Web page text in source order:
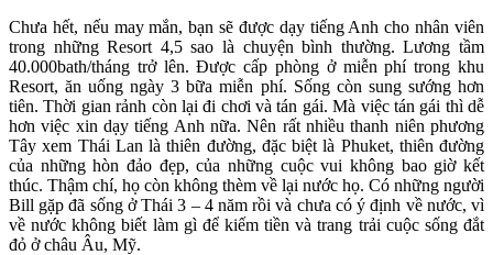
Chưa hết, nếu may mắn, bạn sẽ được dạy tiếng Anh cho nhân viên
trong những Resort 4,5 sao là chuyện bình thường. Lương tầm
40.000bath/tháng trở lên. Được cấp phòng ở miễn phí trong khu
Resort, ăn uống ngày 3 bữa miễn phí. Sống còn sung sướng hơn
tiên. Thời gian rảnh còn lại đi chơi và tán gái. Mà việc tán gái thì dễ
hơn việc xin dạy tiếng Anh nữa. Nên rất nhiều thanh niên phương
Tây xem Thái Lan là thiên đường, đặc biệt là Phuket, thiên đường
của những hòn đảo đẹp, của những cuộc vui không bao giờ kết
thúc. Thậm chí, họ còn không thèm về lại nước họ. Có những người
Bill gặp đã sống ở Thái 3 – 4 năm rồi và chưa có ý định về nước, vì
về nước không biết làm gì để kiếm tiền và trang trải cuộc sống đắt
đỏ ở châu Âu, Mỹ.